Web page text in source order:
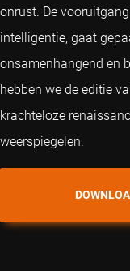
onrust. De
intelligentie, gaat
onsamenhangend en
hebben we de editie
krachteloze
weerspiegelen.